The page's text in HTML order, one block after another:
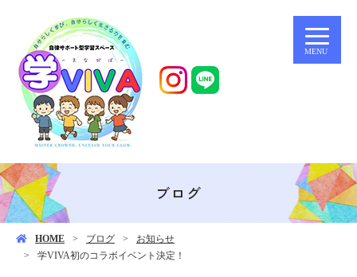
MENU
ブログ
HOME ブログ
お知らせ
学VIVA初のコラボイベント決定！